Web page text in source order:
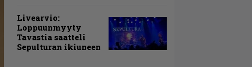
Livearvio:
Loppuunmyyty
Tavastia saatteli
Sepulturan ikiuneen